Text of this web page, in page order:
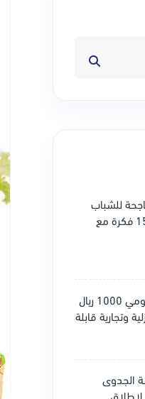
للشباب
في السعودية: 15 فكرة مع
مشروع دخله اليومي 1000 ريال
وتجارية قابلة
الجدوى